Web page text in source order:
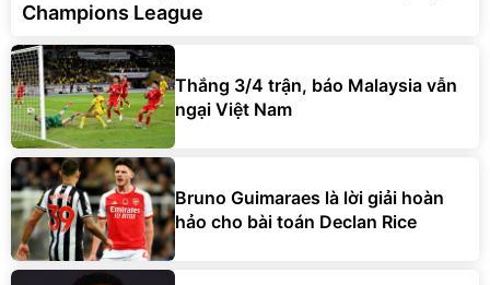
Champions League
Thắng 3/4 trận, báo Malaysia vẫn
ngại Việt Nam
Bruno Guimaraes là lời giải hoàn
hảo cho bài toán Declan Rice